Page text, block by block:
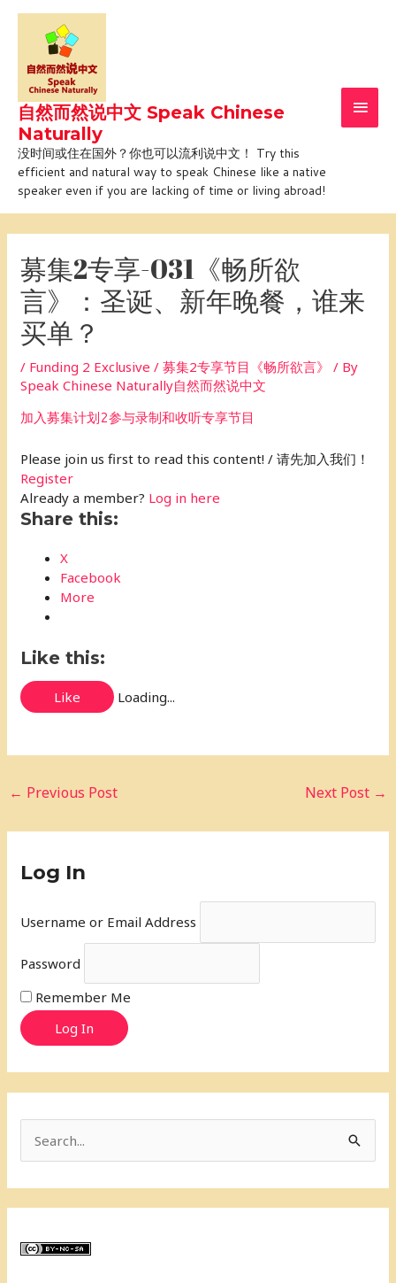
Skip
content
自然而然说中文 Speak Chinese
Naturally
没时间或住在国外？你也可以流利说中文！ Try this
efficient and natural way to speak Chinese like a native
speaker even if you are lacking of time or living abroad!
募集2专享-031《畅所欲
言》：圣诞、新年晚餐，谁来
买单？
/ Funding 2 Exclusive / 募集2专享节目《畅所欲言》 / By
Speak Chinese Naturally自然而然说中文
加入募集计划2参与录制和收听专享节目
Please join us first to read this content! / 请先加入我们！
Register
Already a member? Log in here
Share this:
X
Facebook
More
Like this:
Like Loading...
← Previous Post Next Post →
Log In
Username or Email Address
Password
Remember Me
Log In
c